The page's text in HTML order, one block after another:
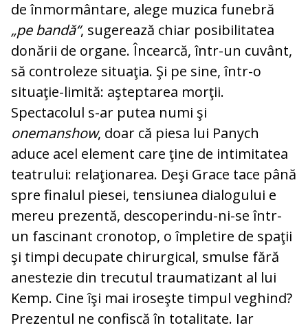
de înmormântare, alege muzica funebră
„pe bandă“, sugerează chiar posibilitatea
donării de organe. Încearcă, într-un cuvânt,
să controleze situaţia. Şi pe sine, într-o
situaţie-limită: aşteptarea morţii.
Spectacolul s-ar putea numi şi
onemanshow, doar că piesa lui Panych
aduce acel element care ţine de intimitatea
teatrului: relaţionarea. Deşi Grace tace până
spre finalul piesei, tensiunea dialogului e
mereu prezentă, descoperindu-ni-se într-
un fascinant cronotop, o împletire de spaţii
şi timpi decupate chirurgical, smulse fără
anestezie din trecutul traumatizant al lui
Kemp. Cine îşi mai iroseşte timpul veghind?
Prezentul ne confiscă în totalitate. Iar